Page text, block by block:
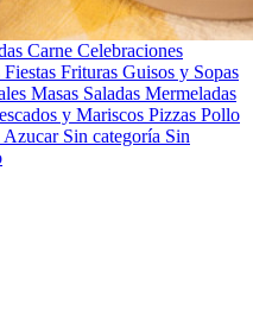
Carne Celebraciones
Fiestas Frituras Guisos y Sopas
Masas Saladas Mermeladas
y Mariscos Pizzas Pollo
Azucar Sin categoría Sin